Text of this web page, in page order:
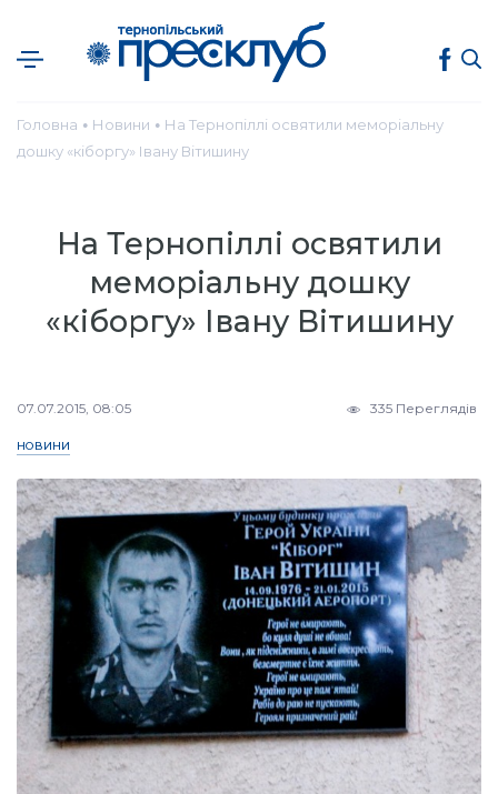
Головна ● Новини ● На Тернопіллі освятили меморіальну
дошку «кіборгу» Івану Вітишину
На Тернопіллі освятили
меморіальну дошку
«кіборгу» Івану Вітишину
07.07.2015, 08:05 335 Переглядів
НОВИНИ